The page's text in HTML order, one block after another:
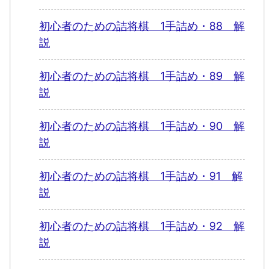
初心者のための詰将棋 1手詰め・88 解
説
初心者のための詰将棋 1手詰め・89 解
説
初心者のための詰将棋 1手詰め・90 解
説
初心者のための詰将棋 1手詰め・91 解
説
初心者のための詰将棋 1手詰め・92 解
説